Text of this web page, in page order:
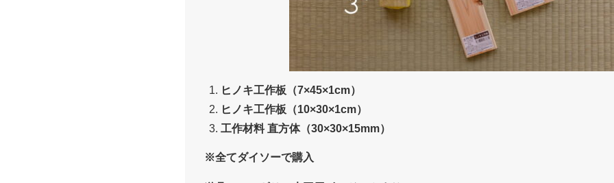
ヒノキ工作板（7×45×1cm）
ヒノキ工作板（10×30×1cm）
工作材料 直方体（30×30×15mm）
※全てダイソーで購入